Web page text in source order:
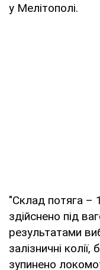
у Мелітополі.
"Склад потяга –
здійснено під
результатами
залізничні
зупинено